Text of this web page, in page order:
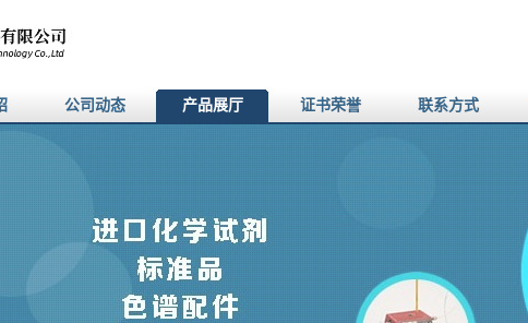
公司动态 产品展厅 证书荣誉 联系方式